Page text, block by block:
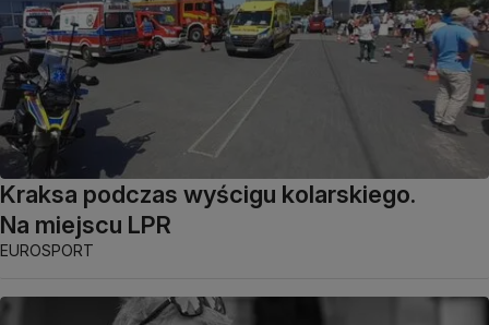
Kraksa podczas wyścigu kolarskiego.
Na miejscu LPR
EUROSPORT